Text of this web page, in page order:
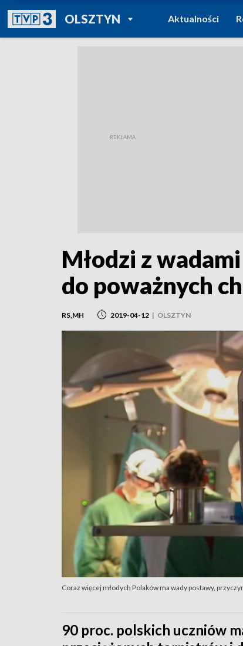
OLSZTYNPOWRÓT DO
TVP REGIONY
Aktualności
Młodzi z
do poważnych
RS,MH 2019-04-12 | OLSZTYN
Coraz więcej młodych Polaków ma wady postawy,
90 proc. polskich uczniów